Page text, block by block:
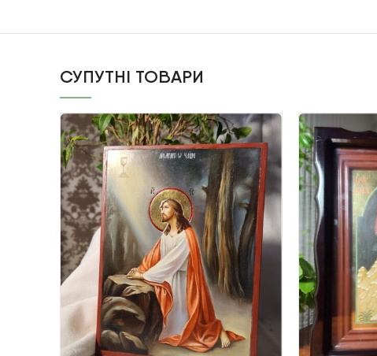
СУПУТНІ ТОВАРИ